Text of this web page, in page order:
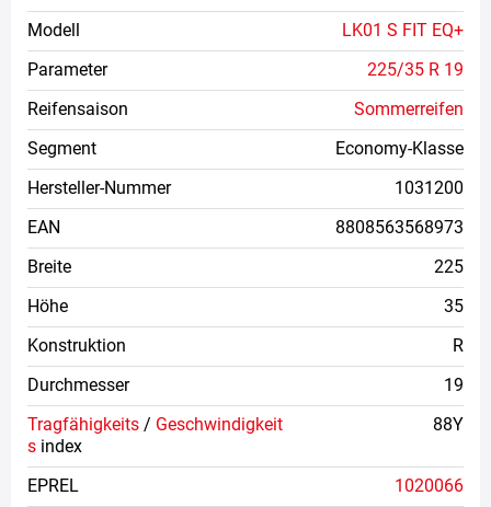
Modell
LK01 S FIT EQ+
Parameter
225/35 R 19
Reifensaison
Sommerreifen
Segment
Economy-Klasse
Hersteller-Nummer
1031200
EAN
8808563568973
Breite
225
Höhe
35
Konstruktion
R
Durchmesser
19
Tragfähigkeits / Geschwindigkeit
s index
88Y
EPREL 1020066